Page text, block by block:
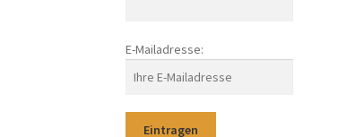
E-Mailadresse: